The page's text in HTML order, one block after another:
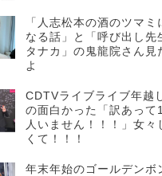
「人志松本の酒のツマミ
なる話」と「呼び出し先
タナカ」の鬼龍院さん見
よ
CDTVライブライブ年越
の面白かった「訳あって1
人いません！！！」女々
くて！！！
年末年始のゴールデンボ